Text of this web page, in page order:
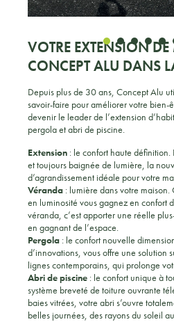
VOTRE EXTENSION
CONCEPT ALU DANS
Depuis plus de 30 ans, Concept Alu
savoir-faire pour améliorer votre bien-
devenir le leader de l’extension
pergola et abri de piscine.
Extension : le confort haute
et toujours baignée de lumière, la
d’agrandissement idéale pour votre
Véranda : lumière dans votre
en luminosité vous gagnez en confort
véranda, c’est apporter une réelle
en gagnant de l’espace.
Pergola : le confort nouvelle
d’innovations, vous offre une solution
lignes contemporains, qui prolonge
Abri de piscine : le confort unique à
système breveté de toiture ouvrante
baies vitrées, votre abri s’ouvre
belles journées, des rayons du soleil